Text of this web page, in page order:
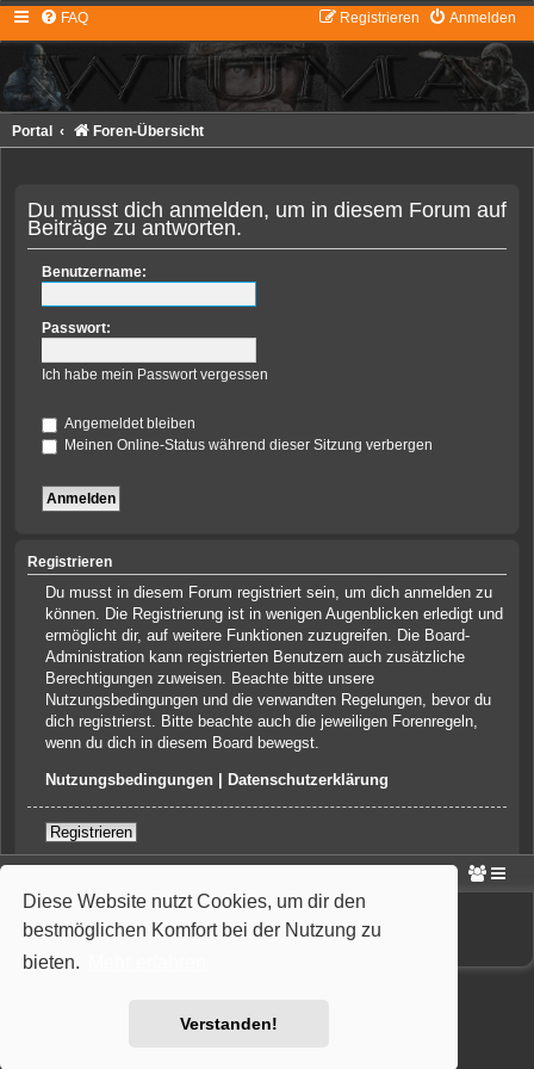
Diese Website nutzt Cookies, um dir den
bestmöglichen Komfort bei der Nutzung zu
bieten.
Verstanden!
FAQ Anmelden
Registrieren
Portal Foren-Übersicht
Du musst dich anmelden, um in diesem Forum auf
Beiträge zu antworten.
Benutzername:
Passwort:
Ich habe mein Passwort vergessen
Angemeldet bleiben
Meinen Online-Status während dieser Sitzung verbergen
Registrieren
Du musst in diesem Forum registriert sein, um dich anmelden zu
können. Die Registrierung ist in wenigen Augenblicken erledigt und
ermöglicht dir, auf weitere Funktionen zuzugreifen. Die Board-
Administration kann registrierten Benutzern auch zusätzliche
Berechtigungen zuweisen. Beachte bitte unsere
Nutzungsbedingungen und die verwandten Regelungen, bevor du
dich registrierst. Bitte beachte auch die jeweiligen Forenregeln,
wenn du dich in diesem Board bewegst.
Nutzungsbedingungen| Datenschutzerklärung
Registrieren
Powered byphpBB® Forum Software © phpBB Limited
Deutsche Übersetzung durch
phpBB.de
Style: Wiuma | based on Carbon by Joyce&LunaphpBB-Style-Design